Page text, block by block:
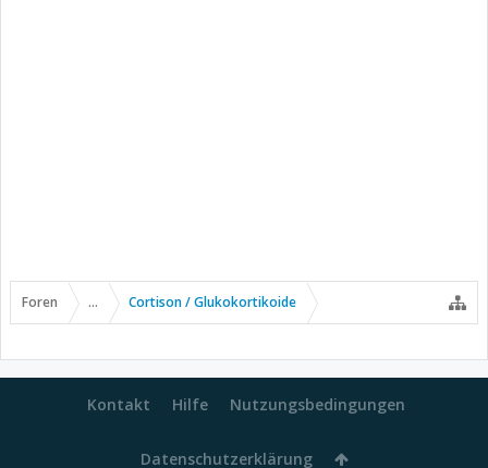
Foren ... Cortison / Glukokortikoide
Kontakt Hilfe Nutzungsbedingungen
Datenschutzerklärung